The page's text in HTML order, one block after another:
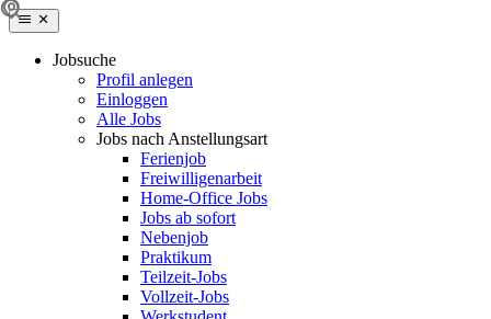
Jobsuche
Profil anlegen
Einloggen
Alle Jobs
Jobs nach Anstellungsart
Ferienjob
Freiwilligenarbeit
Home-Office Jobs
Jobs ab sofort
Nebenjob
Praktikum
Teilzeit-Jobs
Vollzeit-Jobs